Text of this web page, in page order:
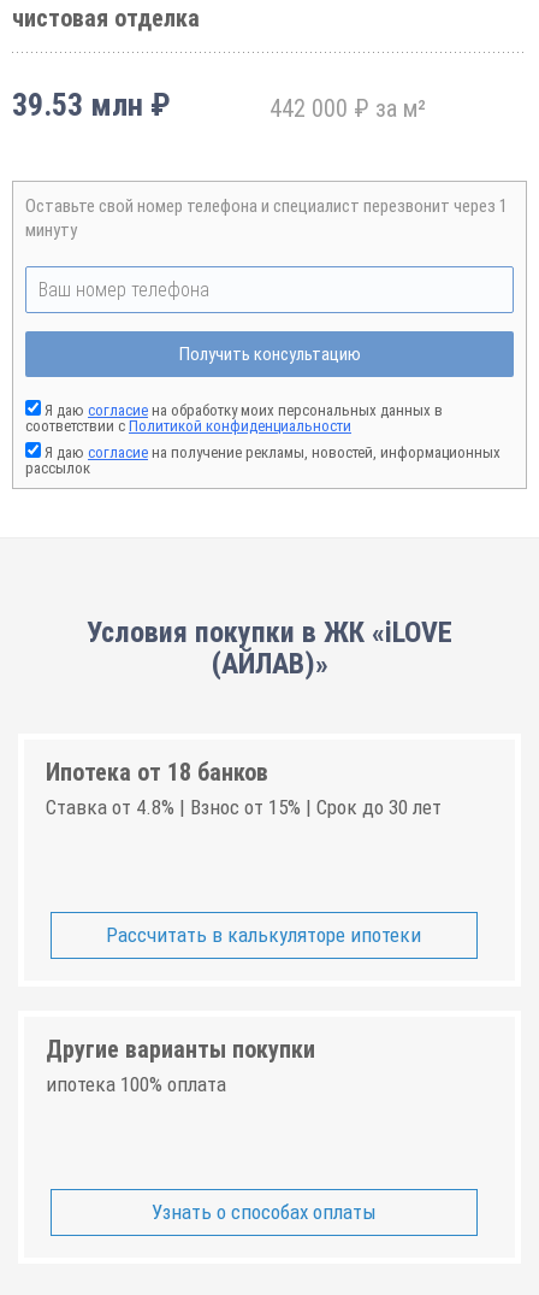
чистовая отделка
39.53 млн ₽ 442 000 ₽ за м²
Оставьте свой номер телефона и специалист перезвонит через 1
минуту
Получить консультацию
Я даю согласие на обработку моих персональных данных в
соответствии с Политикой конфиденциальности
Я даю согласие на получение рекламы, новостей, информационных
рассылок
Условия покупки в ЖК «iLOVE
(АЙЛАВ)»
Ипотека от 18 банков
Ставка от 4.8% | Взнос от 15% | Срок до 30 лет
Рассчитать в калькуляторе ипотеки
Другие варианты покупки
ипотека 100% оплата
Узнать о способах оплаты